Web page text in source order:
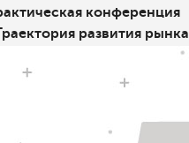
конференция
развития рынка